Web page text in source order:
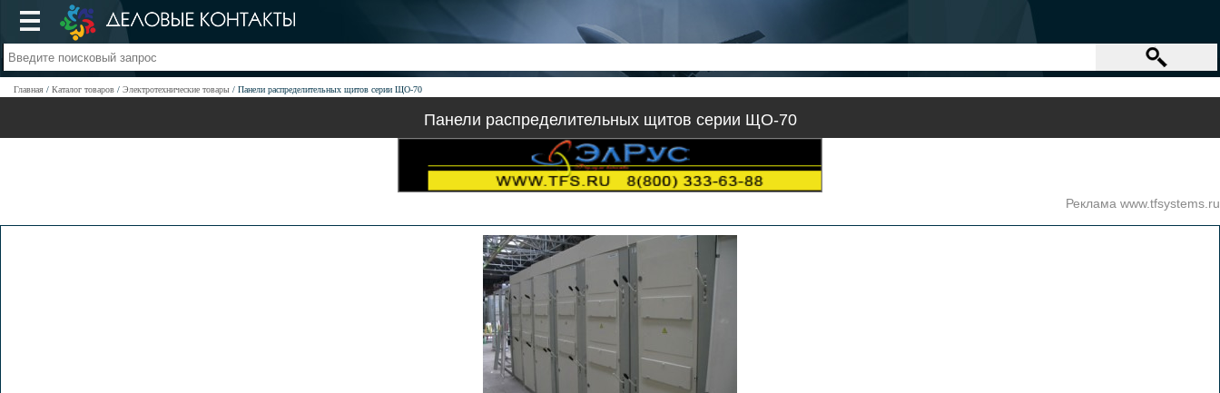
Главная Каталог товаров Электротехнические товары Панели распределительных щитов серии ЩО-70
Панели распределительных щитов серии ЩО-70
Реклама www.tfsystems.ru